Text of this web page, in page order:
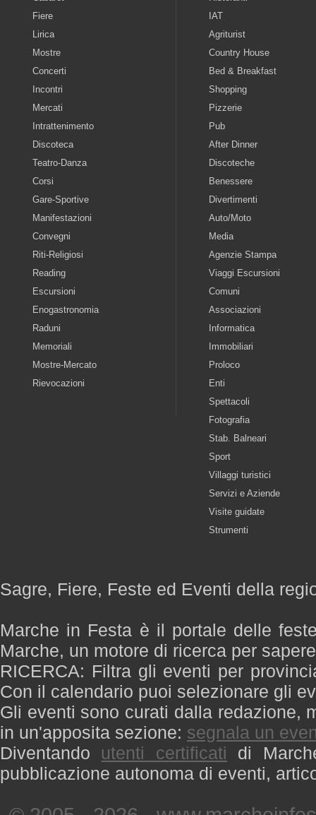
Fiere
Lirica
Mostre
Concerti
Incontri
Mercati
Intrattenimento
Discoteca
Teatro-Danza
Corsi
Gare-Sportive
Manifestazioni
Convegni
Riti-Religiosi
Reading
Escursioni
Enogastronomia
Raduni
Memoriali
Mostre-Mercato
Rievocazioni
IAT
Agriturist
Country House
Bed & Breakfast
Shopping
Pizzerie
Pub
After Dinner
Discoteche
Benessere
Divertimenti
Auto/Moto
Media
Agenzie Stampa
Viaggi Escursioni
Comuni
Associazioni
Informatica
Immobiliari
Proloco
Enti
Spettacoli
Fotografia
Stab. Balneari
Sport
Villaggi turistici
Servizi e Aziende
Visite guidate
Strumenti
Sagre, Fiere, Feste ed Eventi della
Marche in Festa è il portale delle
Marche, un motore di ricerca per
RICERCA: Filtra gli eventi per
Con il calendario puoi selezionare gli
Gli eventi sono curati dalla redazione,
in un'apposita sezione: segnala un
Diventando utenti certificati di
pubblicazione autonoma di eventi,